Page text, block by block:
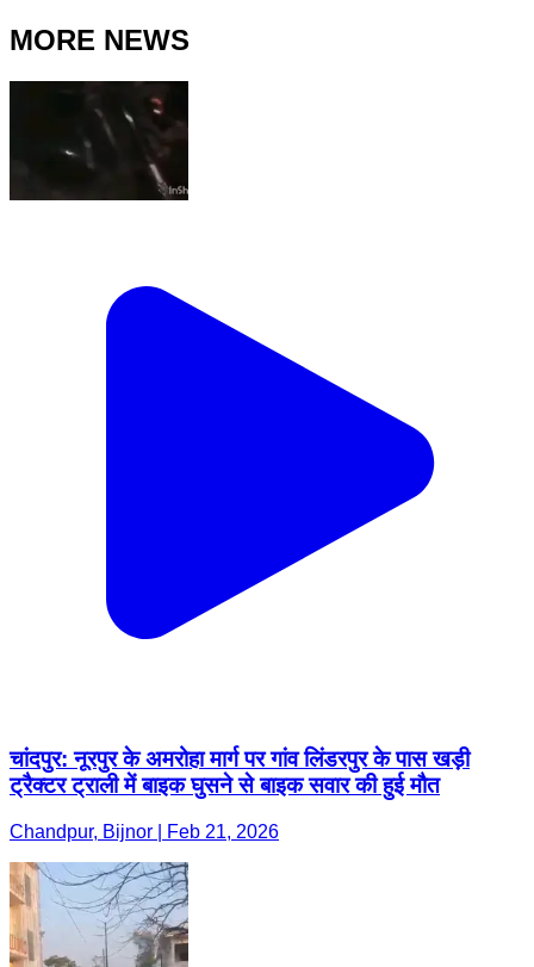
MORE NEWS
चांदपुर: नूरपुर के अमरोहा मार्ग पर गांव लिंडरपुर के पास खड़ी
ट्रैक्टर ट्राली में बाइक घुसने से बाइक सवार की हुई मौत
Chandpur, Bijnor | Feb 21, 2026